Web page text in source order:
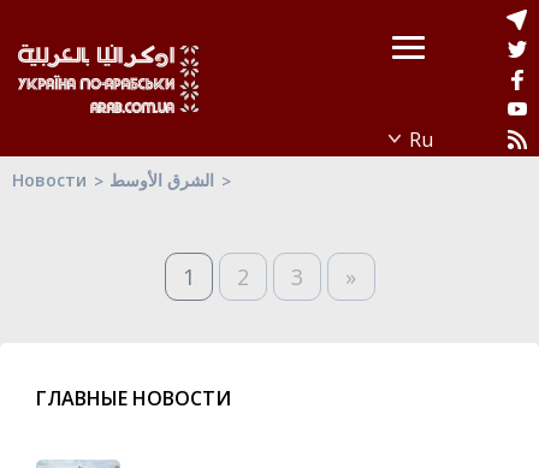
Новости الشرق الأوسط
1 2 3 »
ГЛАВНЫЕ НОВОСТИ